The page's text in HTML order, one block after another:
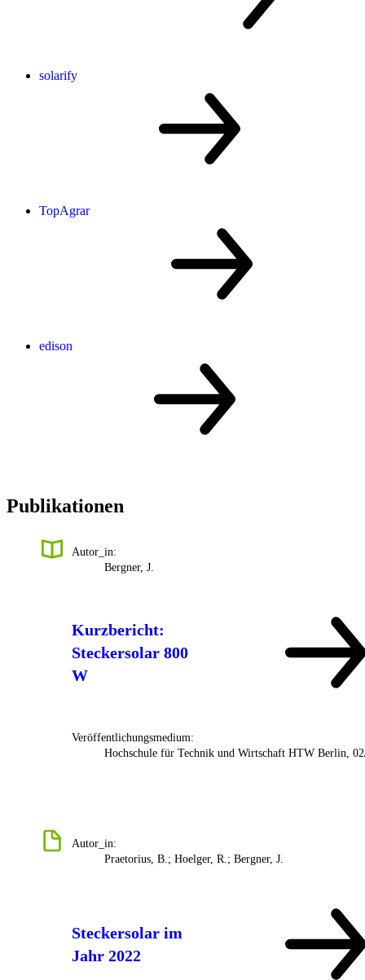
solarify
TopAgrar
edison
Publikationen
Autor_in:
Bergner, J.
Kurzbericht:
Steckersolar 800
W
Veröffentlichungsmedium:
Hochschule für Technik und Wirtschaft HTW Berlin,
Autor_in:
Praetorius, B.; Hoelger, R.; Bergner, J.
Steckersolar im
Jahr 2022